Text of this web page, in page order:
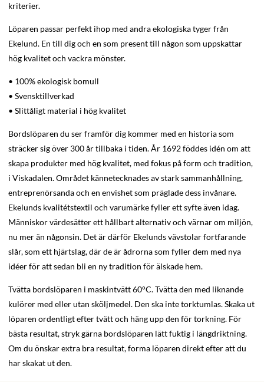
kriterier.
Löparen passar perfekt ihop med andra ekologiska tyger från
Ekelund. En till dig och en som present till någon som uppskattar
hög kvalitet och vackra mönster.
• 100% ekologisk bomull
• Svensktillverkad
• Slittåligt material i hög kvalitet
Bordslöparen du ser framför dig kommer med en historia som
sträcker sig över 300 år tillbaka i tiden. År 1692 föddes idén om att
skapa produkter med hög kvalitet, med fokus på form och tradition,
i Viskadalen. Området kännetecknades av stark sammanhållning,
entreprenörsanda och en envishet som präglade dess invånare.
Ekelunds kvalitétstextil och varumärke fyller ett syfte även idag.
Människor värdesätter ett hållbart alternativ och värnar om miljön,
nu mer än någonsin. Det är därför Ekelunds vävstolar fortfarande
slår, som ett hjärtslag, där de är ådrorna som fyller dem med nya
idéer för att sedan bli en ny tradition för älskade hem.
Tvätta bordslöparen i maskintvätt 60°C. Tvätta den med liknande
kulörer med eller utan sköljmedel. Den ska inte torktumlas. Skaka ut
löparen ordentligt efter tvätt och häng upp den för torkning. För
bästa resultat, stryk gärna bordslöparen lätt fuktig i längdriktning.
Om du önskar extra bra resultat, forma löparen direkt efter att du
har skakat ut den.